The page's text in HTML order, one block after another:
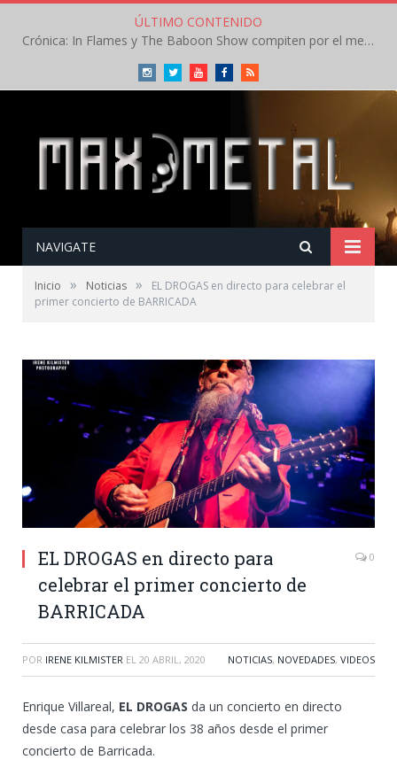
ÚLTIMO CONTENIDO
Crónica: In Flames y The Baboon Show compiten por el mejor concierto del día en el Leyendas del Rock – Viernes – Agosto 2026
InstagramTwitterYoutubeFacebookRSS
NAVIGATE
Inicio » Noticias »
EL DROGAS en directo para celebrar el
primer concierto de BARRICADA
EL DROGAS en directo para
celebrar el primer concierto de
BARRICADA
0
POR IRENE KILMISTER EL 20 ABRIL, 2020 NOTICIAS, NOVEDADES, VIDEOS
Enrique Villareal, EL DROGAS da un concierto en directo
desde casa para celebrar los 38 años desde el primer
concierto de Barricada.